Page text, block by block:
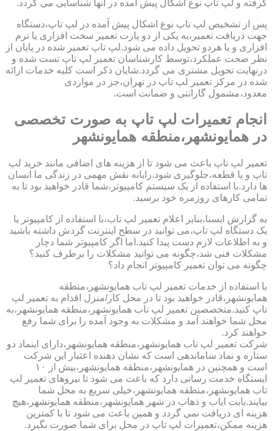
گرفته و لپ تاپ نوع اشکال پیش امده در آنها شناسایی می گردد.
پس از تشخیص لپ تاپ نوع اشکال پیش آمده در لپ تاپ،دستگاه
جهت دریافت تعمیر،به یکی از دو پارت تعمیر سخت افزاری یا نرم
افزاری و یا هردو تحویل داده می شود.لپ تاپ تعمیر شده در پایان از
نظر صحت عملکرد،توسط کارشناسان تعمیر لپ تاپ تست شده و
درنهایت تحویل مشتری می گردد.شایان ذکر است کلیه خدمات ارائه
شده در مرکز تعمیر لپ تاپ در تهران،جز در مواردی
معدود،مشمول گارانتی و ضمانت است.
انجام تعمیرات لپ تاپ به صورت تخصصی
در همایونشهر،منطقه همایونشهر
تعمیر لپ تاپ باعث می شود تا از هزینه های اضافی مانند خرید لپ
تاپ و یا قطعه،جلوگیری شود.رایانه نقش مهمی در زندگی ما انسان
ها دارد.با استفاده از یک سیستم کامپیوتر،شما قادر خواهید بود تا به
تمامی کارهای روزمره خود برسید.
به گزارش ایسنا،بنابر اعلام تعمیر لپ تاب،با استفاده از کامپیوتر یا
یک دستگاه لپ تاپ،می توانید در سطح اینترنت گردش داشته باشید
و به اطلاعات لازم دست پیدا کنید.اما اگر کامپیوتر شما دچار
مشکلات فنی شد،چگونه می توانید مشکلات را برطرف کنید؟
چگونه می توان تعمیر کامپیوتر انجام داد؟
با استفاده از خدمات تعمیر لپ تاب همایونشهر،منطقه
همایونشهر،قادر خواهید بود تا در محل کار/منزل اقدام به تعمیر لپ
تاپ کنید.متخصصین تعمیر لپ تاب همایونشهر،منطقه همایونشهر،به
محل شما خواهند آمد و مشکلات به وجود آمده را برای شما رفع
خواهند کرد.
شرکت تعمیر لپ تاب همایونشهر،منطقه همایونشهر،دارای اینماد دو
ستاره و نماد ساماندهی است که نشان دهنده اعتبار این شرکت
است و همچنین در همایونشهر،منطقه همایونشهر،بیش از ۱۰
ایستگاه خدمت رسانی دارد که باعث می شود تا نیروهای تعمیر لپ
تاب همایونشهر،منطقه همایونشهر،خیلی سریع به محل شما
بیایند.بابت ایاب و ذهاب در شهر همایونشهر،منطقه همایونشهر،هیچ
هزینه ای دریافت نمی گردد و همین باعث می شود تا با کمترین
هزینه ممکن،تعمیرات لپ تاپ در محل برای شما صورت بگیرد.